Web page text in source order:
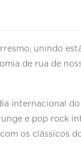
unindo
de rua de
internacional
e pop rock
os clássicos